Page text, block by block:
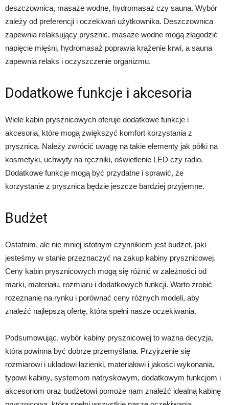
deszczownica, masaże wodne, hydromasaż czy sauna. Wybór
zależy od preferencji i oczekiwań użytkownika. Deszczownica
zapewnia relaksujący prysznic, masaże wodne mogą złagodzić
napięcie mięśni, hydromasaż poprawia krążenie krwi, a sauna
zapewnia relaks i oczyszczenie organizmu.
Dodatkowe funkcje i akcesoria
Wiele kabin prysznicowych oferuje dodatkowe funkcje i
akcesoria, które mogą zwiększyć komfort korzystania z
prysznica. Należy zwrócić uwagę na takie elementy jak półki na
kosmetyki, uchwyty na ręczniki, oświetlenie LED czy radio.
Dodatkowe funkcje mogą być przydatne i sprawić, że
korzystanie z prysznica będzie jeszcze bardziej przyjemne.
Budżet
Ostatnim, ale nie mniej istotnym czynnikiem jest budżet, jaki
jesteśmy w stanie przeznaczyć na zakup kabiny prysznicowej.
Ceny kabin prysznicowych mogą się różnić w zależności od
marki, materiału, rozmiaru i dodatkowych funkcji. Warto zrobić
rozeznanie na rynku i porównać ceny różnych modeli, aby
znaleźć najlepszą ofertę, która spełni nasze oczekiwania.
Podsumowując, wybór kabiny prysznicowej to ważna decyzja,
która powinna być dobrze przemyślana. Przyjrzenie się
rozmiarowi i układowi łazienki, materiałowi i jakości wykonania,
typowi kabiny, systemom natryskowym, dodatkowym funkcjom i
akcesoriom oraz budżetowi pomoże nam znaleźć idealną kabinę